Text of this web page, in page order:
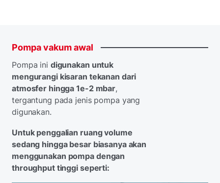
Pompavakumawal
Pompa ini digunakan untuk
mengurangi kisaran tekanan dari
atmosfer hingga 1e-2 mbar,
tergantung pada jenis pompa yang
digunakan.
Untuk penggalian ruang volume
sedang hingga besar biasanya akan
menggunakan pompa dengan
throughput tinggi seperti: